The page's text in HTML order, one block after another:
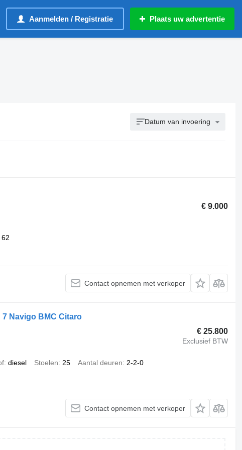
Aanmelden / Registratie Plaats uw advertentie
Datum van invoering
€ 9.000
62
Contact opnemen met verkoper
7 Navigo BMC Citaro
€ 25.800
Exclusief BTW
diesel Stoelen 25 Aantal deuren 2-2-0
Contact opnemen met verkoper